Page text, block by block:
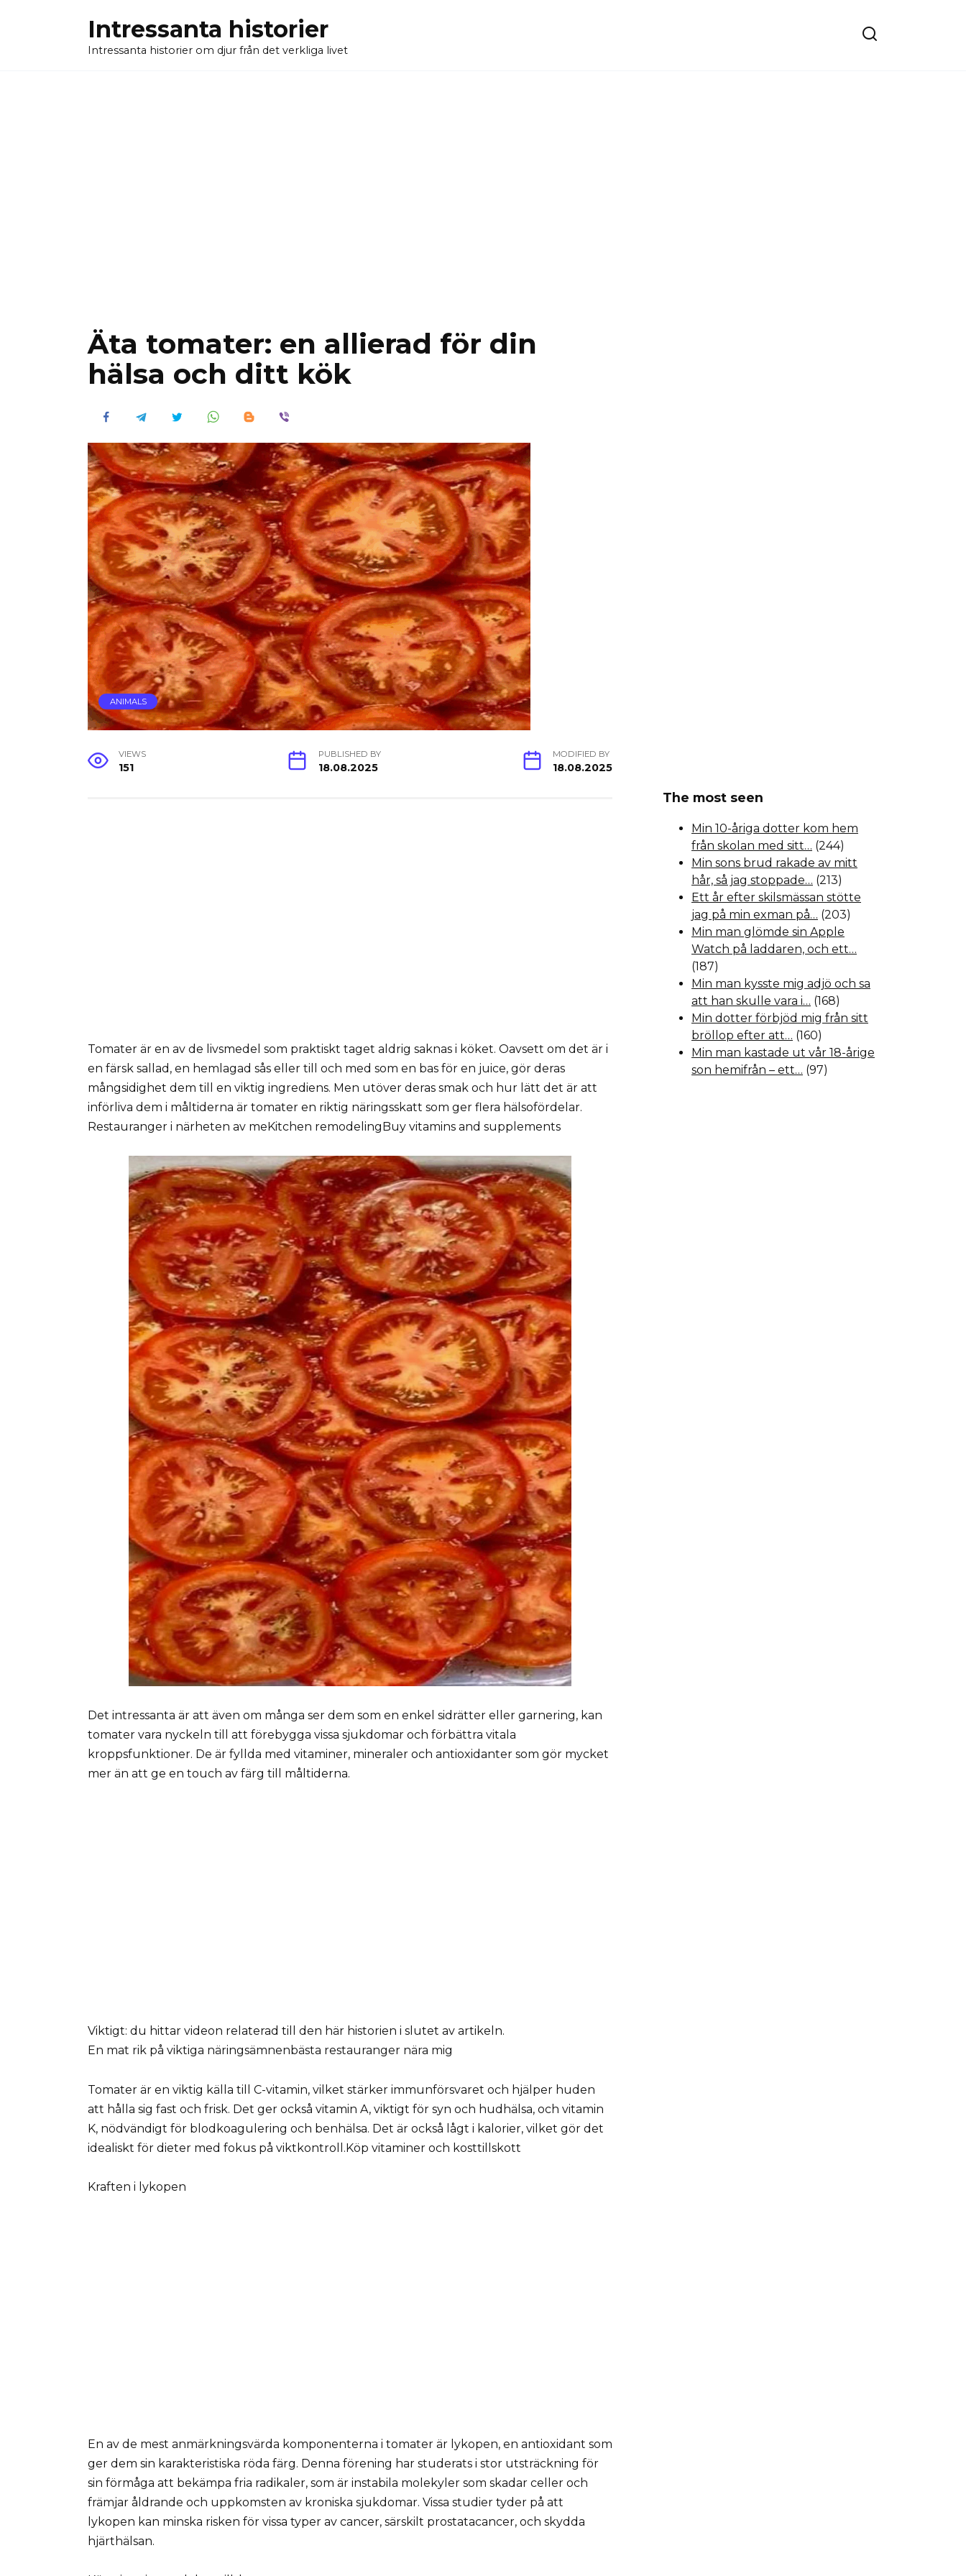
Intressanta historier
Intressanta historier om djur från det verkliga livet
Äta tomater: en allierad för din
hälsa och ditt kök
ANIMALS
VIEWS
151
PUBLISHED BY
18.08.2025
MODIFIED BY
18.08.2025
Tomater är en av de livsmedel som praktiskt taget aldrig saknas i köket. Oavsett om det är i
en färsk sallad, en hemlagad sås eller till och med som en bas för en juice, gör deras
mångsidighet dem till en viktig ingrediens. Men utöver deras smak och hur lätt det är att
införliva dem i måltiderna är tomater en riktig näringsskatt som ger flera hälsofördelar.
Restauranger i närheten av meKitchen remodelingBuy vitamins and supplements
Det intressanta är att även om många ser dem som en enkel sidrätter eller garnering, kan
tomater vara nyckeln till att förebygga vissa sjukdomar och förbättra vitala
kroppsfunktioner. De är fyllda med vitaminer, mineraler och antioxidanter som gör mycket
mer än att ge en touch av färg till måltiderna.
Viktigt: du hittar videon relaterad till den här historien i slutet av artikeln.
En mat rik på viktiga näringsämnenbästa restauranger nära mig
Tomater är en viktig källa till C-vitamin, vilket stärker immunförsvaret och hjälper huden
att hålla sig fast och frisk. Det ger också vitamin A, viktigt för syn och hudhälsa, och vitamin
K, nödvändigt för blodkoagulering och benhälsa. Det är också lågt i kalorier, vilket gör det
idealiskt för dieter med fokus på viktkontroll.Köp vitaminer och kosttillskott
Kraften i lykopen
En av de mest anmärkningsvärda komponenterna i tomater är lykopen, en antioxidant som
ger dem sin karakteristiska röda färg. Denna förening har studerats i stor utsträckning för
sin förmåga att bekämpa fria radikaler, som är instabila molekyler som skadar celler och
främjar åldrande och uppkomsten av kroniska sjukdomar. Vissa studier tyder på att
lykopen kan minska risken för vissa typer av cancer, särskilt prostatacancer, och skydda
hjärthälsan.
The most seen
Min 10-åriga dotter kom hem
från skolan med sitt… (244)
Min sons brud rakade av mitt
hår, så jag stoppade… (213)
Ett år efter skilsmässan stötte
jag på min exman på… (203)
Min man glömde sin Apple
Watch på laddaren, och ett…
(187)
Min man kysste mig adjö och sa
att han skulle vara i… (168)
Min dotter förbjöd mig från sitt
bröllop efter att… (160)
Min man kastade ut vår 18-årige
son hemifrån – ett… (97)